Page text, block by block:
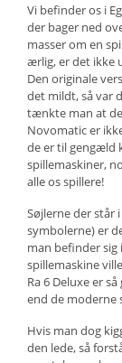
Vi befinder os i
der bager ned
masser om en
ærlig, er det ikke
Den originale
det mildt, så var
tænkte man at
Novomatic er
de er til gengæld
spillemaskiner,
alle os spillere!
Søjlerne der står
symbolerne) er
man befinder
spillemaskine
Ra 6 Deluxe er
end de moderne
Hvis man dog
den lede, så